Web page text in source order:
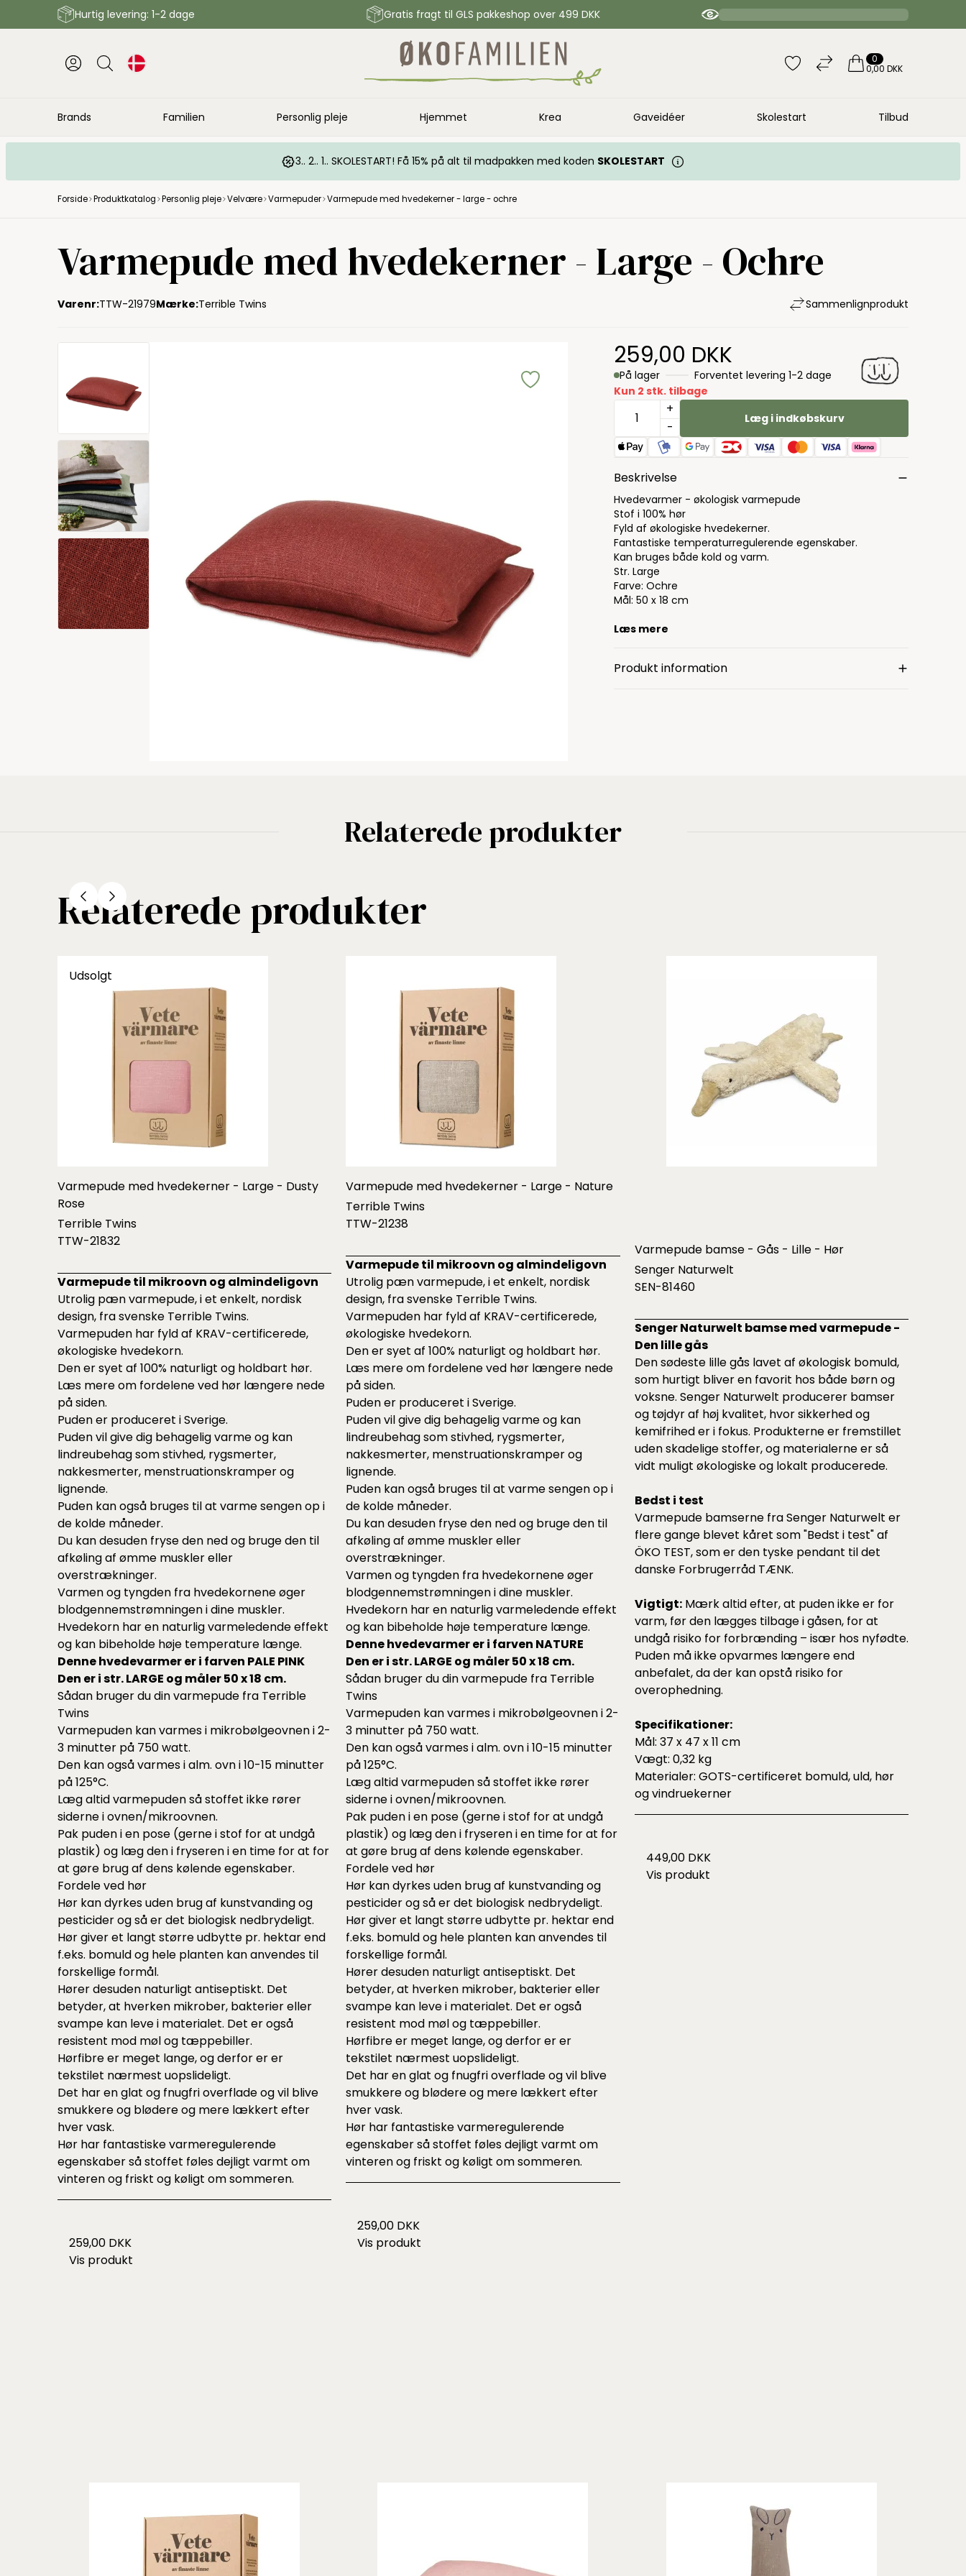
Hurtig levering: 1-2 dage Gratis fragt til GLS pakkeshop over 499 DKK 4.9 / 5 anbefaler | 20.000 bedømmelser
0
0,00 DKK
Brands Familien Personlig pleje Hjemmet Krea Gaveidéer Skolestart Tilbud
3.. 2.. 1.. SKOLESTART! Få 15% på alt til madpakken med koden SKOLESTART
Forside Produktkatalog Personlig pleje Velvære Varmepuder Varmepude med hvedekerner - large - ochre
Varmepude med hvedekerner - Large - Ochre
Varenr:TTW-21979Mærke:Terrible Twins Sammenlignprodukt
259,00 DKK
På lager
Forventet levering 1-2 dage
Kun 2 stk. tilbage
+
-
Læg i indkøbskurv
Beskrivelse
Hvedevarmer - økologisk varmepude
Stof i 100% hør
Fyld af økologiske hvedekerner.
Fantastiske temperaturregulerende egenskaber.
Kan bruges både kold og varm.
Str. Large
Farve: Ochre
Mål: 50 x 18 cm
Læs mere
Produkt information
Relaterede produkter
Relaterede produkter
Udsolgt
Varmepude med hvedekerner - Large - Dusty
Rose
Terrible Twins
TTW-21832
Varmepude til mikroovn og almindeligovn
Utrolig pæn varmepude, i et enkelt, nordisk
design, fra svenske Terrible Twins.
Varmepuden har fyld af KRAV-certificerede,
økologiske hvedekorn.
Den er syet af 100% naturligt og holdbart hør.
Læs mere om fordelene ved hør længere nede
på siden.
Puden er produceret i Sverige.
Puden vil give dig behagelig varme og kan
lindreubehag som stivhed, rygsmerter,
nakkesmerter, menstruationskramper og
lignende.
Puden kan også bruges til at varme sengen op i
de kolde måneder.
Du kan desuden fryse den ned og bruge den til
afkøling af ømme muskler eller
overstrækninger.
Varmen og tyngden fra hvedekornene øger
blodgennemstrømningen i dine muskler.
Hvedekorn har en naturlig varmeledende effekt
og kan bibeholde høje temperature længe.
Denne hvedevarmer er i farven PALE PINK
Den er i str. LARGE og måler 50 x 18 cm.
Sådan bruger du din varmepude fra Terrible
Twins
Varmepuden kan varmes i mikrobølgeovnen i 2-
3 minutter på 750 watt.
Den kan også varmes i alm. ovn i 10-15 minutter
på 125°C.
Læg altid varmepuden så stoffet ikke rører
siderne i ovnen/mikroovnen.
Pak puden i en pose (gerne i stof for at undgå
plastik) og læg den i fryseren i en time for at for
at gøre brug af dens kølende egenskaber.
Fordele ved hør
Hør kan dyrkes uden brug af kunstvanding og
pesticider og så er det biologisk nedbrydeligt.
Hør giver et langt større udbytte pr. hektar end
f.eks. bomuld og hele planten kan anvendes til
forskellige formål.
Hører desuden naturligt antiseptiskt. Det
betyder, at hverken mikrober, bakterier eller
svampe kan leve i materialet. Det er også
resistent mod møl og tæppebiller.
Hørfibre er meget lange, og derfor er er
tekstilet nærmest uopslideligt.
Det har en glat og fnugfri overflade og vil blive
smukkere og blødere og mere lækkert efter
hver vask.
Hør har fantastiske varmeregulerende
egenskaber så stoffet føles dejligt varmt om
vinteren og friskt og køligt om sommeren.
259,00 DKK
Vis produkt
Varmepude med hvedekerner - Large - Nature
Terrible Twins
TTW-21238
Varmepude til mikroovn og almindeligovn
Utrolig pæn varmepude, i et enkelt, nordisk
design, fra svenske Terrible Twins.
Varmepuden har fyld af KRAV-certificerede,
økologiske hvedekorn.
Den er syet af 100% naturligt og holdbart hør.
Læs mere om fordelene ved hør længere nede
på siden.
Puden er produceret i Sverige.
Puden vil give dig behagelig varme og kan
lindreubehag som stivhed, rygsmerter,
nakkesmerter, menstruationskramper og
lignende.
Puden kan også bruges til at varme sengen op i
de kolde måneder.
Du kan desuden fryse den ned og bruge den til
afkøling af ømme muskler eller
overstrækninger.
Varmen og tyngden fra hvedekornene øger
blodgennemstrømningen i dine muskler.
Hvedekorn har en naturlig varmeledende effekt
og kan bibeholde høje temperature længe.
Denne hvedevarmer er i farven NATURE
Den er i str. LARGE og måler 50 x 18 cm.
Sådan bruger du din varmepude fra Terrible
Twins
Varmepuden kan varmes i mikrobølgeovnen i 2-
3 minutter på 750 watt.
Den kan også varmes i alm. ovn i 10-15 minutter
på 125°C.
Læg altid varmepuden så stoffet ikke rører
siderne i ovnen/mikroovnen.
Pak puden i en pose (gerne i stof for at undgå
plastik) og læg den i fryseren i en time for at for
at gøre brug af dens kølende egenskaber.
Fordele ved hør
Hør kan dyrkes uden brug af kunstvanding og
pesticider og så er det biologisk nedbrydeligt.
Hør giver et langt større udbytte pr. hektar end
f.eks. bomuld og hele planten kan anvendes til
forskellige formål.
Hører desuden naturligt antiseptiskt. Det
betyder, at hverken mikrober, bakterier eller
svampe kan leve i materialet. Det er også
resistent mod møl og tæppebiller.
Hørfibre er meget lange, og derfor er er
tekstilet nærmest uopslideligt.
Det har en glat og fnugfri overflade og vil blive
smukkere og blødere og mere lækkert efter
hver vask.
Hør har fantastiske varmeregulerende
egenskaber så stoffet føles dejligt varmt om
vinteren og friskt og køligt om sommeren.
259,00 DKK
Vis produkt
Varmepude bamse - Gås - Lille - Hør
Senger Naturwelt
SEN-81460
Senger Naturwelt bamse med varmepude -
Den lille gås
Den sødeste lille gås lavet af økologisk bomuld,
som hurtigt bliver en favorit hos både børn og
voksne. Senger Naturwelt producerer bamser
og tøjdyr af høj kvalitet, hvor sikkerhed og
kemifrihed er i fokus. Produkterne er fremstillet
uden skadelige stoffer, og materialerne er så
vidt muligt økologiske og lokalt producerede.
Bedst i test
Varmepude bamserne fra Senger Naturwelt er
flere gange blevet kåret som "Bedst i test" af
ÖKO TEST, som er den tyske pendant til det
danske Forbrugerråd TÆNK.
Vigtigt:Mærk altid efter, at puden ikke er for
varm, før den lægges tilbage i gåsen, for at
undgå risiko for forbrænding – især hos nyfødte.
Puden må ikke opvarmes længere end
anbefalet, da der kan opstå risiko for
overophedning.
Specifikationer:
Mål: 37 x 47 x 11 cm
Vægt: 0,32 kg
Materialer: GOTS-certificeret bomuld, uld, hør
og vindruekerner
449,00 DKK
Vis produkt